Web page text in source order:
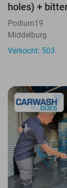
holes) +
Podium19
Middelburg
Verkocht: 503